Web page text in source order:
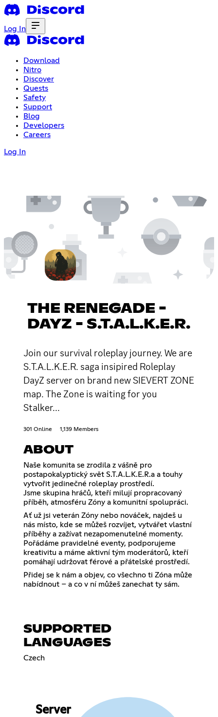
Log In
Download
Nitro
Discover
Quests
Safety
Support
Blog
Developers
Careers
Log In
THE RENEGADE -
DAYZ - S.T.A.L.K.E.R.
Join our survival roleplay journey. We are
S.T.A.L.K.E.R. saga insipired Roleplay
DayZ server on brand new SIEVERT ZONE
map. The Zone is waiting for you
Stalker...
301 Online 1,139 Members
ABOUT
Naše komunita se zrodila z vášně pro
postapokalyptický svět S.T.A.L.K.E.R.a a touhy
vytvořit jedinečné roleplay prostředí.
Jsme skupina hráčů, kteří milují propracovaný
příběh, atmosféru Zóny a komunitní spolupráci.
Ať už jsi veterán Zóny nebo nováček, najdeš u
nás místo, kde se můžeš rozvíjet, vytvářet vlastní
příběhy a zažívat nezapomenutelné momenty.
Pořádáme pravidelné eventy, podporujeme
kreativitu a máme aktivní tým moderátorů, kteří
pomáhají udržovat férové a přátelské prostředí.
Přidej se k nám a objev, co všechno ti Zóna může
nabídnout – a co v ní můžeš zanechat ty sám.
SUPPORTED
LANGUAGES
Czech
Server